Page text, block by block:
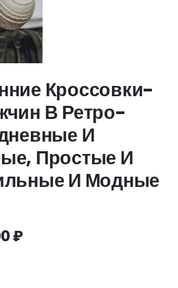
Кроссовки-
В Ретро-
И
Простые И
И Модные
₽